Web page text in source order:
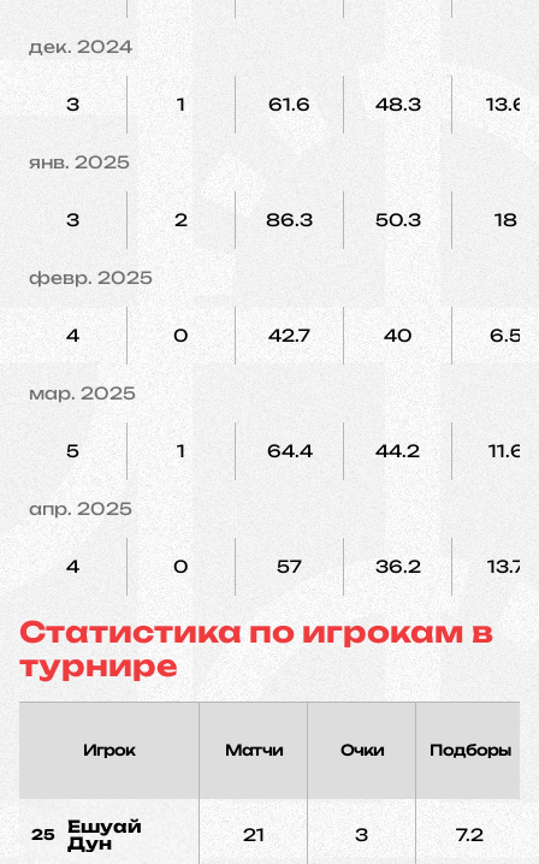
дек. 2024
3 1 61.6 48.3 13.6
янв. 2025
3 2 86.3 50.3 18
февр. 2025
4 0 42.7 40 6.5
мар. 2025
5 1 64.4 44.2 11.6
апр. 2025
4 0 57 36.2 13.7
Статистика по игрокам в
турнире
Игрок Матчи Очки Подборы
25
Ешуай
Дун
21 3 7.2